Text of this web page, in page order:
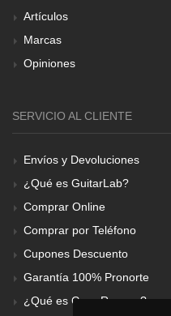
Artículos
Marcas
Opiniones
SERVICIO AL CLIENTE
Envíos y Devoluciones
¿Qué es GuitarLab?
Comprar Online
Comprar por Teléfono
Cupones Descuento
Garantía 100% Pronorte
¿Qué es Gear Renove?